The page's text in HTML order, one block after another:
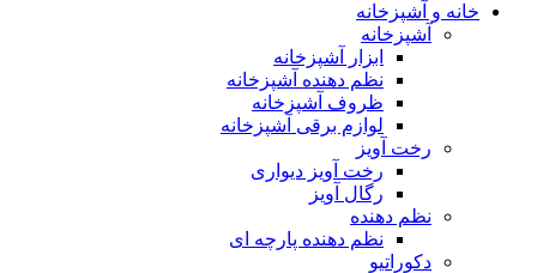
خانه و آشپزخانه
آشپزخانه
ابزار آشپزخانه
نظم دهنده آشپزخانه
ظروف آشپزخانه
لوازم برقی آشپزخانه
رخت آویز
رخت آویز دیواری
رگال آویز
نظم دهنده
نظم دهنده پارچه ای
دکوراتیو